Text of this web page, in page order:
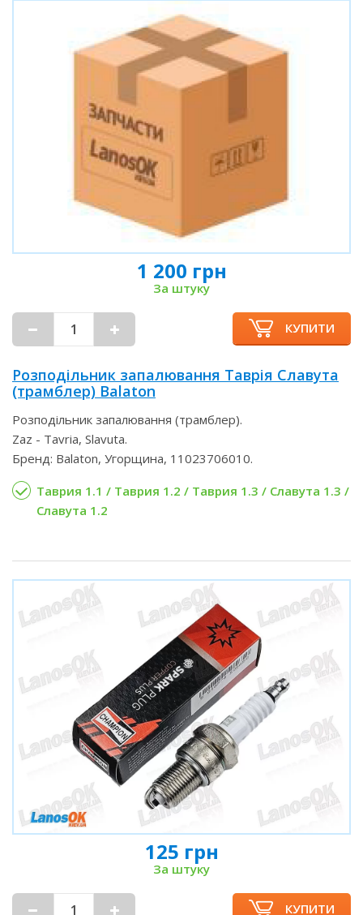
1 200 грн
За штуку
КУПИТИ
Розподільник запалювання Таврія Славута
(трамблер) Balaton
Розподільник запалювання (трамблер).
Zaz - Tavria, Slavuta.
Бренд: Balaton, Угорщина, 11023706010.
Таврия 1.1 / Таврия 1.2 / Таврия 1.3 / Славута 1.3 /
Славута 1.2
125 грн
За штуку
КУПИТИ